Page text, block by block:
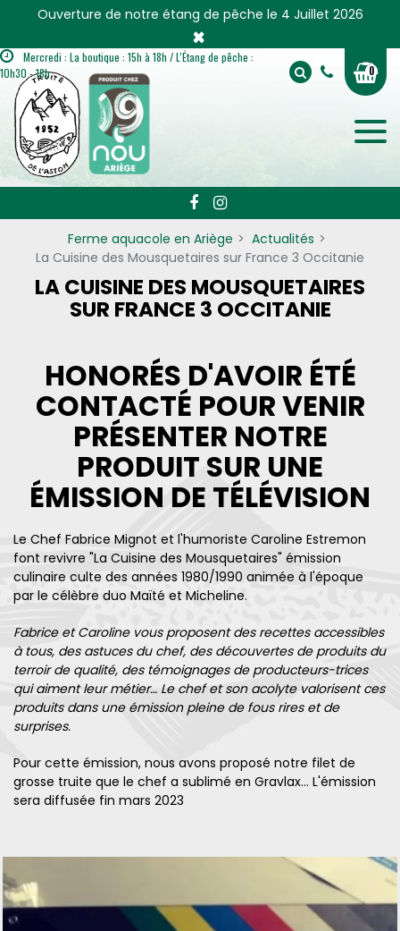
Ouverture de notre étang de pêche le 4 Juillet 2026
×
Mercredi : La boutique : 15h à 18h / L'Étang de pêche :
10h30 - 18h
0
Ferme aquacole en Ariège
Actualités
La Cuisine des Mousquetaires sur France 3 Occitanie
LA CUISINE DES MOUSQUETAIRES
SUR FRANCE 3 OCCITANIE
HONORÉS D'AVOIR ÉTÉ
CONTACTÉ POUR VENIR
PRÉSENTER NOTRE
PRODUIT SUR UNE
ÉMISSION DE TÉLÉVISION
Le Chef Fabrice Mignot et l'humoriste Caroline Estremon
font revivre "La Cuisine des Mousquetaires" émission
culinaire culte des années 1980/1990 animée à l'époque
par le célèbre duo Maïté et Micheline.
Fabrice et Caroline vous proposent des recettes accessibles
à tous, des astuces du chef, des découvertes de produits du
terroir de qualité, des témoignages de producteurs-trices
qui aiment leur métier… Le chef et son acolyte valorisent ces
produits dans une émission pleine de fous rires et de
surprises.
Pour cette émission, nous avons proposé notre filet de
grosse truite que le chef a sublimé en Gravlax... L'émission
sera diffusée fin mars 2023
Panneau de gestion des cookies